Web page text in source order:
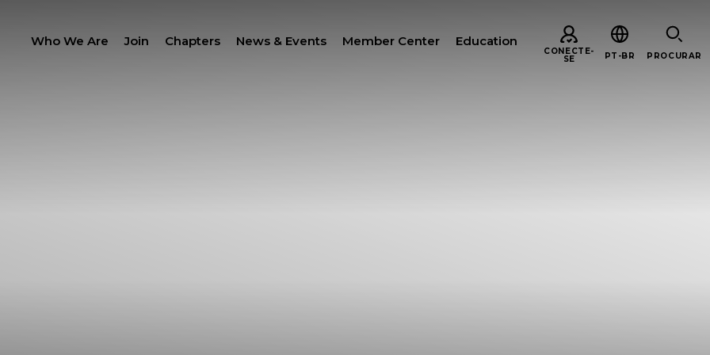
Who We Are Join Chapters News & Events Member Center Education
CONECTE-
SE PT-BR PROCURAR